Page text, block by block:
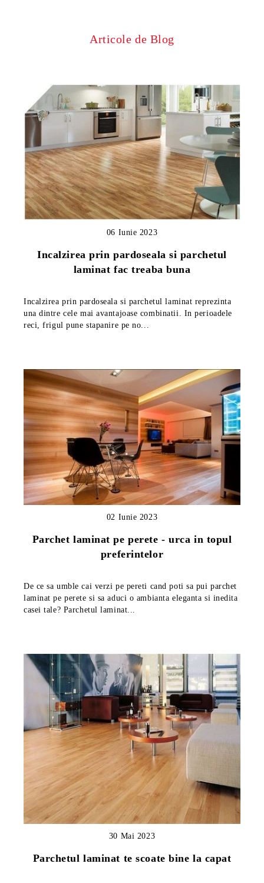
Articole de Blog
Incalzirea prin pardoseala si parchetul
laminat fac treaba buna
06 Iunie 2023
Incalzirea prin pardoseala si parchetul laminat reprezinta
una dintre cele mai avantajoase combinatii. In perioadele
reci, frigul pune stapanire pe no...
Parchet laminat pe perete - urca in topul
preferintelor
02 Iunie 2023
De ce sa umble cai verzi pe pereti cand poti sa pui parchet
laminat pe perete si sa aduci o ambianta eleganta si inedita
casei tale? Parchetul laminat...
Parchetul laminat te scoate bine la capat
30 Mai 2023